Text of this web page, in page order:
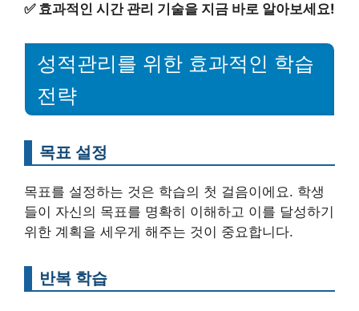
✅ 효과적인 시간 관리 기술을 지금 바로 알아보세요!
성적관리를 위한 효과적인 학습
전략
목표 설정
목표를 설정하는 것은 학습의 첫 걸음이에요. 학생
들이 자신의 목표를 명확히 이해하고 이를 달성하기
위한 계획을 세우게 해주는 것이 중요합니다.
반복 학습